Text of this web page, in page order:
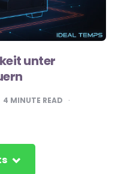
unter
4 MINUTE READ